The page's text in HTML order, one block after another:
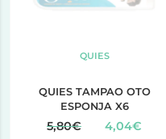
QUIES
QUIES TAMPAO OTO
ESPONJA X6
5,80€ 4,04€